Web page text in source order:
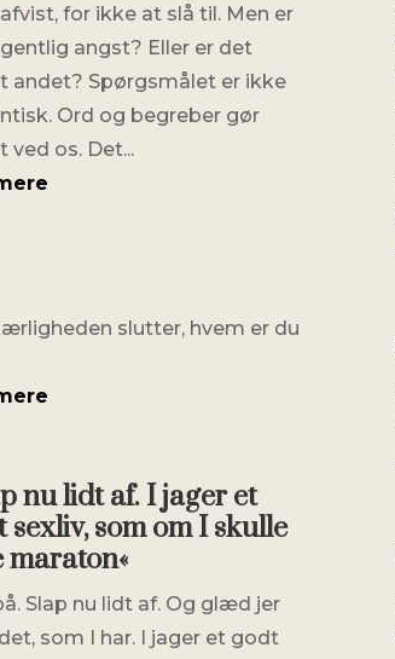
for ikke at slå til. Men er
angst? Eller er det
andet? Spørgsmålet er ikke
Ord og begreber gør
ved os. Det...
slutter, hvem er du
nu lidt af. I jager et
sexliv, som om I skulle
maraton«
Slap nu lidt af. Og glæd jer
som I har. I jager et godt